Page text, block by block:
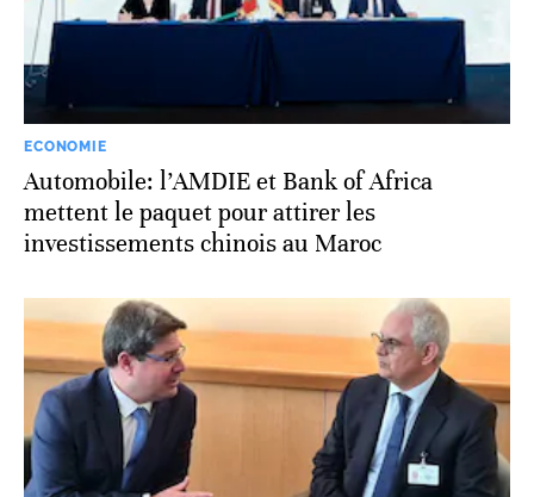
ECONOMIE
Automobile: l’AMDIE et Bank of Africa
mettent le paquet pour attirer les
investissements chinois au Maroc